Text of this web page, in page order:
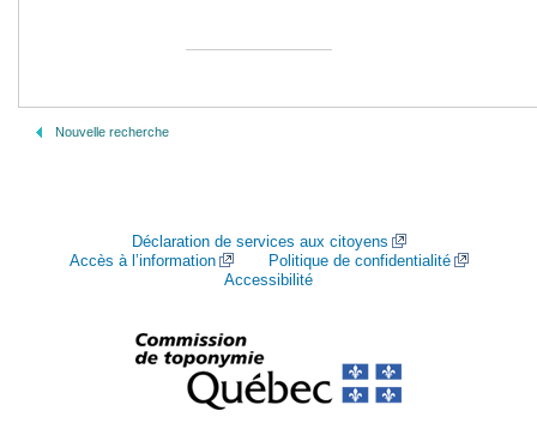
Nouvelle recherche
Déclaration de services aux citoyens
Accès à l’information
Politique de confidentialité
Accessibilité